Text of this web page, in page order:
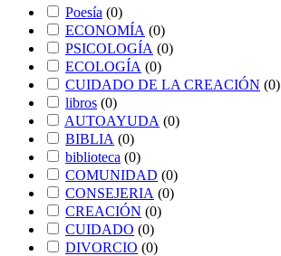
Poesía (0)
ECONOMÍA (0)
PSICOLOGÍA (0)
ECOLOGÍA (0)
CUIDADO DE LA CREACIÓN (0)
libros (0)
AUTOAYUDA (0)
BIBLIA (0)
biblioteca (0)
COMUNIDAD (0)
CONSEJERIA (0)
CREACIÓN (0)
CUIDADO (0)
DIVORCIO (0)